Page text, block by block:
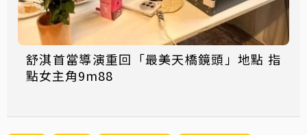
舒淇首當導演重回「最美天橋鏡頭」地點 指
點女主角9m88